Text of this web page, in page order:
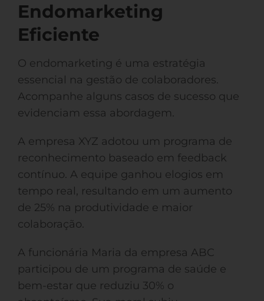
Endomarketing
Eficiente
O endomarketing é uma estratégia
essencial na gestão de colaboradores.
Acompanhe alguns casos de sucesso que
evidenciam essa abordagem.
A empresa XYZ adotou um programa de
reconhecimento baseado em feedback
contínuo. A equipe ganhou elogios em
tempo real, resultando em um aumento
de 25% na produtividade e maior
colaboração.
A funcionária Maria da empresa ABC
participou de um programa de saúde e
bem-estar que reduziu 30% o